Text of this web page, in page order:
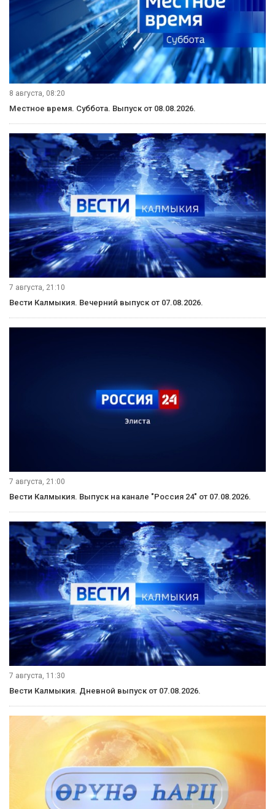
8 августа, 08:20
Местное время. Суббота. Выпуск от 08.08.2026.
7 августа, 21:10
Вести Калмыкия. Вечерний выпуск от 07.08.2026.
7 августа, 21:00
Вести Калмыкия. Выпуск на канале "Россия 24" от 07.08.2026.
7 августа, 11:30
Вести Калмыкия. Дневной выпуск от 07.08.2026.